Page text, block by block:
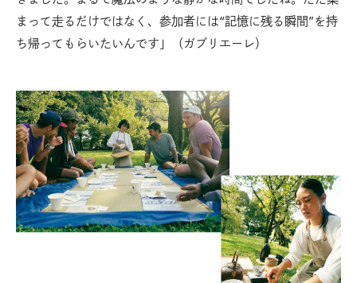
まって走るだけではなく、参加者には“記憶に残る瞬間”を持
ち帰ってもらいたいんです」（ガブリエーレ）